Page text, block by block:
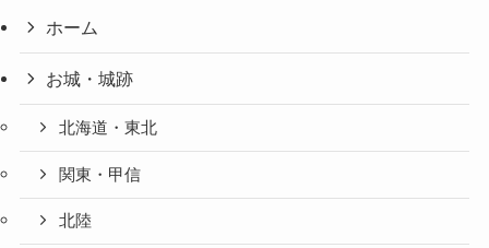
ホーム
お城・城跡
北海道・東北
関東・甲信
北陸